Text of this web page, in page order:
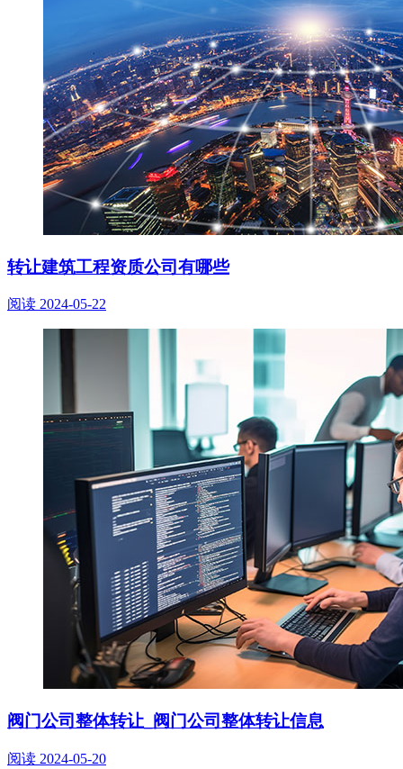
转让建筑工程资质公司有哪些
阅读 2024-05-22
阀门公司整体转让_阀门公司整体转让信息
阅读 2024-05-20